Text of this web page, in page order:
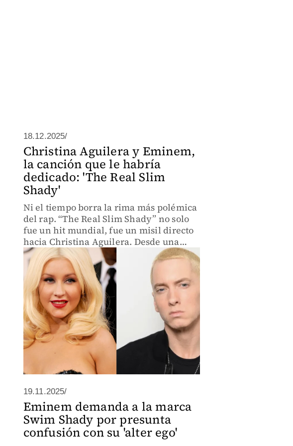
18.12.2025/
Christina Aguilera y Eminem,
la canción que le habría
dedicado: 'The Real Slim
Shady'
Ni el tiempo borra la rima más polémica
del rap. “The Real Slim Shady” no solo
fue un hit mundial, fue un misil directo
hacia Christina Aguilera. Desde una
supuesta traición personal hasta uno de
los momentos más icónicos en los MTV
2002.
19.11.2025/
Eminem demanda a la marca
Swim Shady por presunta
confusión con su 'alter ego'